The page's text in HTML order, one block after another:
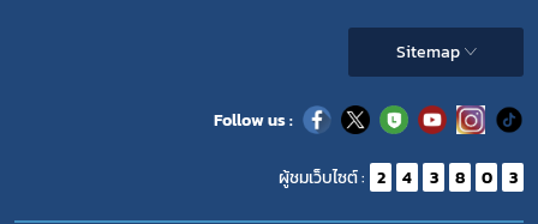
Sitemap
Follow us :
ผู้ชมเว็บไซต์ : 2 4 3 8 0 3